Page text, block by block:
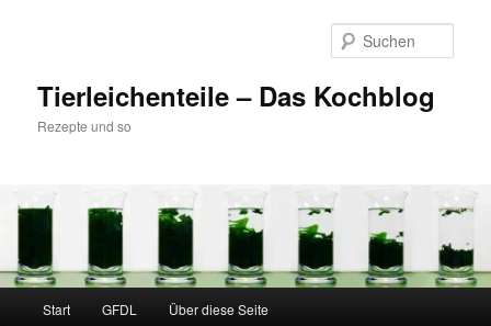
Tierleichenteile – Das Kochblog
Rezepte und so
Start GFDL Über diese Seite